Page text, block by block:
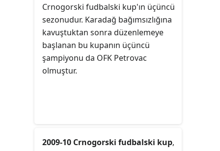
Crnogorski fudbalski kup'ın üçüncü
sezonudur. Karadağ bağımsızlığına
kavuştuktan sonra düzenlemeye
başlanan bu kupanın üçüncü
şampiyonu da OFK Petrovac
olmuştur.
2009-10 Crnogorski fudbalski kup,